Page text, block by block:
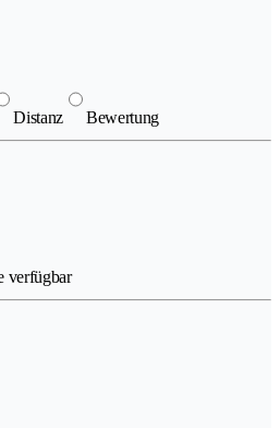
Distanz Bewertung
verfügbar